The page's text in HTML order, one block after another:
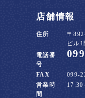
店舗情報
住所
〒
ビル1
電話番
号
FAX
099-
営業時
間
17:30